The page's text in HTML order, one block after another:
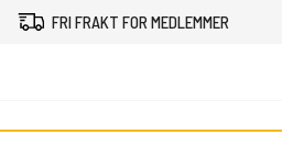
FRI FRAKT FOR MEDLEMMER